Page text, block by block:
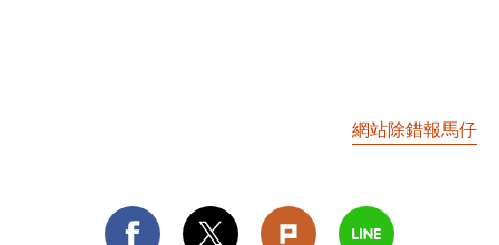
網站除錯報馬仔